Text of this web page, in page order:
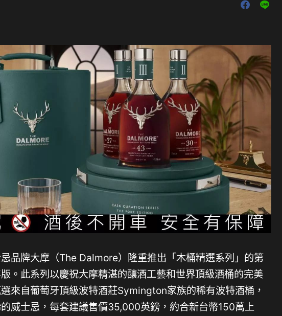
品牌大摩（The Dalmore）隆重推出「木桶精選系列」的第
。此系列以慶祝大摩精湛的釀酒工藝和世界頂級酒桶的完美
來自葡萄牙頂級波特酒莊Symington家族的稀有波特酒桶，
威士忌，每套建議售價35,000英鎊，約合新台幣150萬上